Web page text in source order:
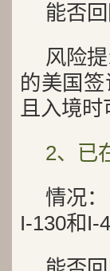
能否回
风险
的美国
且入境时
2、已
情况
I-130和I-